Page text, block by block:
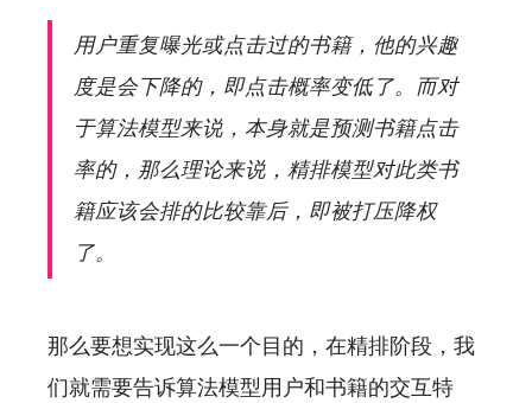
用户重复曝光或点击过的书籍，他的兴趣
度是会下降的，即点击概率变低了。而对
于算法模型来说，本身就是预测书籍点击
率的，那么理论来说，精排模型对此类书
籍应该会排的比较靠后，即被打压降权
了。
那么要想实现这么一个目的，在精排阶段，我
们就需要告诉算法模型用户和书籍的交互特